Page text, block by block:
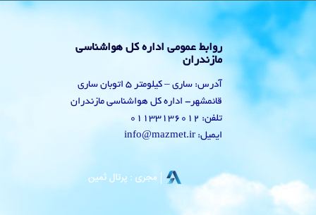
روابط عمومی اداره کل هواشناسی
مازندران
آدرس: ساری – کیلومتر 5 اتوبان ساری
قائمشهر- اداره کل هواشناسی مازندران
تلفن: 01133136012
ایمیل: info@mazmet.ir